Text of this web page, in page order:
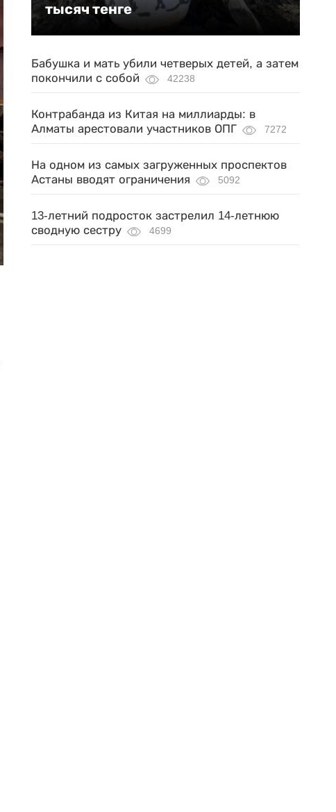
тысяч тенге
Бабушка и мать убили четверых детей, а затем
покончили с собой
42238
Контрабанда из Китая на миллиарды: в
Алматы арестовали участников ОПГ
7272
На одном из самых загруженных проспектов
Астаны вводят ограничения
5092
13-летний подросток застрелил 14-летнюю
сводную сестру
4699